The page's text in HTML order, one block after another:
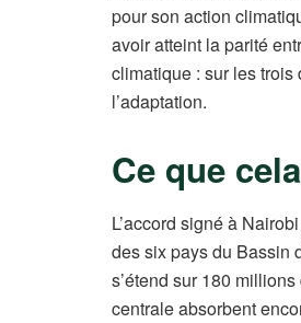
pour son action
avoir atteint la parité
climatique : sur les
l’adaptation.
Ce que
L’accord signé à
des six pays du Bassin
s’étend sur 180
centrale absorbent